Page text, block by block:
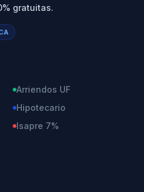
gratuitas.
Arriendos UF
Hipotecario
Isapre 7%